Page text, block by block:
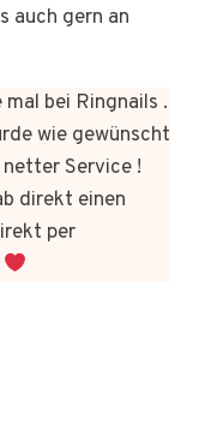
auch gern an
bei Ringnails .
wie gewünscht
netter Service !
direkt einen
per